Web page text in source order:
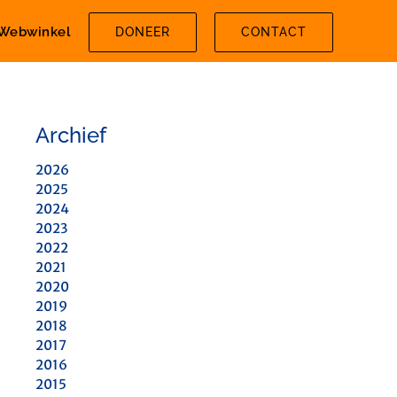
DONEER CONTACT
Archief
2026
2025
2024
2023
2022
2021
2020
2019
2018
2017
2016
2015